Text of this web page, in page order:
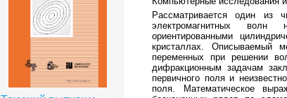
Рассматривается один из
электромагнитных волн
ориентированными
кристаллах. Описываемый
переменных при решении
дифракционным задачам
первичного поля и
поля. Математическое